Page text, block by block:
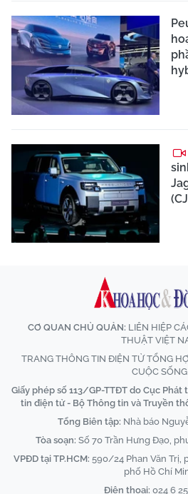
CƠ QUAN CHỦ QUẢN: LIÊN HIỆP
THUẬT VIỆT
TRANG THÔNG TIN ĐIỆN TỬ TỔNG
CUỘC SỐNG
Giấy phép số 113/GP-TTĐT do Cục
tin điện tử - Bộ Thông tin và Truyền
Tổng Biên tập: Nhà báo
Tòa soạn: Số 70 Trần Hưng Đạo,
VPĐD tại TP.HCM: 590/24 Phan Văn Trị,
phố Hồ Chí
Điện thoại: 024 6